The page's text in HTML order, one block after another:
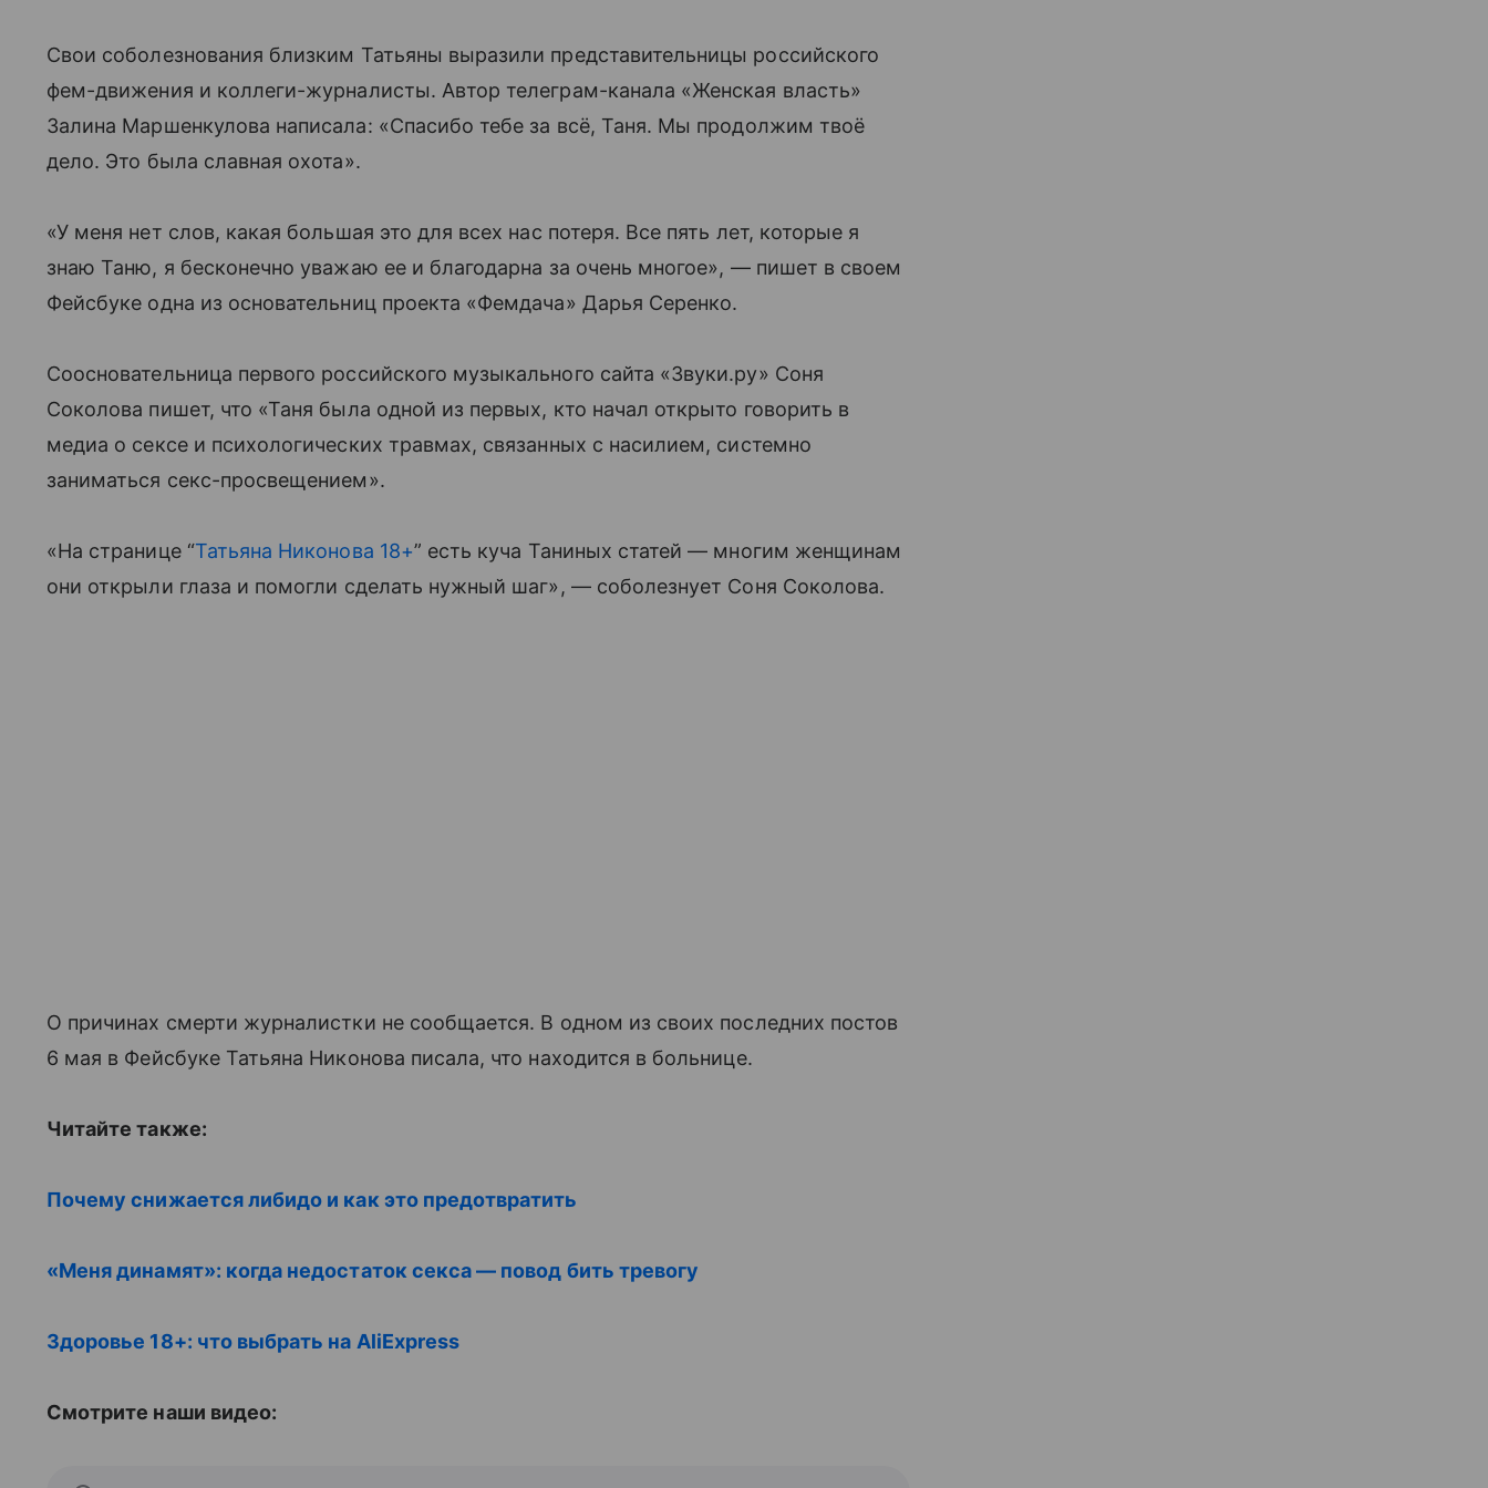
Свои соболезнования близким Татьяны выразили представительницы российского
фем-движения и коллеги-журналисты. Автор телеграм-канала «Женская власть»
Залина Маршенкулова написала: «Спасибо тебе за всё, Таня. Мы продолжим твоё
дело. Это была славная охота».
«У меня нет слов, какая большая это для всех нас потеря. Все пять лет, которые я
знаю Таню, я бесконечно уважаю ее и благодарна за очень многое», — пишет в своем
Фейсбуке одна из основательниц проекта «Фемдача» Дарья Серенко.
Соосновательница первого российского музыкального сайта «Звуки.ру» Соня
Соколова пишет, что «Таня была одной из первых, кто начал открыто говорить в
медиа о сексе и психологических травмах, связанных с насилием, системно
заниматься секс-просвещением».
«На странице “Татьяна Никонова 18+” есть куча Таниных статей — многим женщинам
они открыли глаза и помогли сделать нужный шаг», — соболезнует Соня Соколова.
О причинах смерти журналистки не сообщается. В одном из своих последних постов
6 мая в Фейсбуке Татьяна Никонова писала, что находится в больнице.
Читайте также:
Почему снижается либидо и как это предотвратить
«Меня динамят»: когда недостаток секса — повод бить тревогу
Здоровье 18+: что выбрать на AliExpress
Смотрите наши видео: